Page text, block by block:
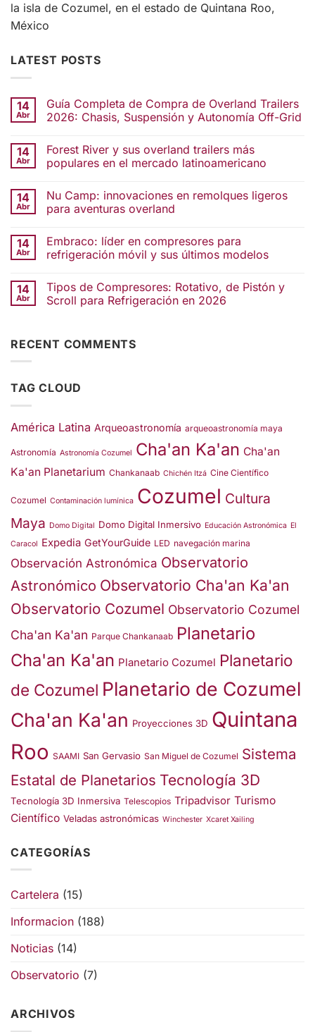
la isla de Cozumel, en el estado de Quintana Roo,
México
LATEST POSTS
14
Abr
Guía Completa de Compra de Overland Trailers
2026: Chasis, Suspensión y Autonomía Off-Grid
14
Abr
Forest River y sus overland trailers más
populares en el mercado latinoamericano
14
Abr
Nu Camp: innovaciones en remolques ligeros
para aventuras overland
14
Abr
Embraco: líder en compresores para
refrigeración móvil y sus últimos modelos
14
Abr
Tipos de Compresores: Rotativo, de Pistón y
Scroll para Refrigeración en 2026
RECENT COMMENTS
TAG CLOUD
América Latina Arqueoastronomía arqueoastronomía maya
Astronomía Astronomía Cozumel Cha'an Ka'an Cha'an
Ka'an Planetarium Chankanaab Chichén Itzá Cine Científico
Cozumel Contaminación lumínica Cozumel Cultura
Maya Domo Digital Domo Digital Inmersivo Educación Astronómica El
Caracol Expedia GetYourGuide LED navegación marina
Observación Astronómica Observatorio
Astronómico Observatorio Cha'an Ka'an
Observatorio Cozumel Observatorio Cozumel
Cha'an Ka'an Parque Chankanaab Planetario
Cha'an Ka'an Planetario Cozumel Planetario
de Cozumel Planetario de Cozumel
Cha'an Ka'an Proyecciones 3D Quintana
Roo SAAMI San Gervasio San Miguel de Cozumel Sistema
Estatal de Planetarios Tecnología 3D
Tecnología 3D Inmersiva Telescopios Tripadvisor Turismo
Científico Veladas astronómicas Winchester Xcaret Xailing
CATEGORÍAS
Cartelera (15)
Informacion (188)
Noticias (14)
Observatorio (7)
ARCHIVOS